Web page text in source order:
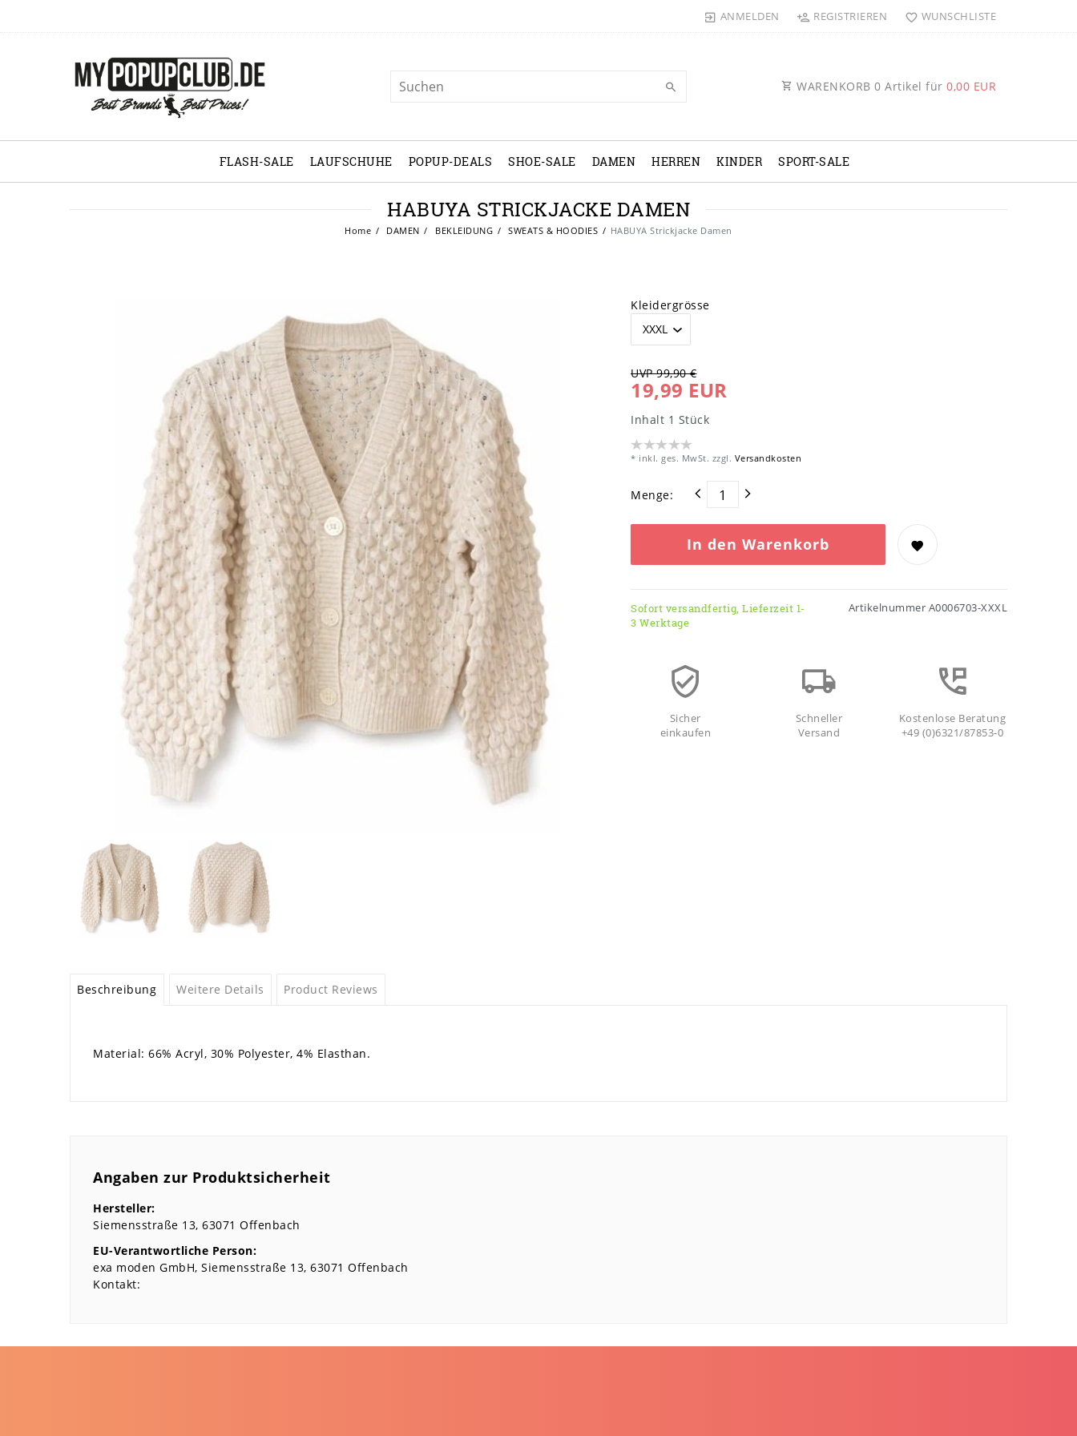
ANMELDEN REGISTRIEREN WUNSCHLISTE
WARENKORB 0 Artikel für 0,00 EUR
FLASH-SALE LAUFSCHUHE POPUP-DEALS SHOE-SALE DAMEN HERREN KINDER SPORT-SALE
HABUYA STRICKJACKE DAMEN
Home DAMEN BEKLEIDUNG SWEATS & HOODIES HABUYA Strickjacke Damen
Kleidergrösse
UVP 99,90 €
19,99 EUR
Inhalt 1 Stück
* inkl. ges. MwSt. zzgl. Versandkosten
Menge:
In den Warenkorb
Sofort versandfertig, Lieferzeit 1-
3 Werktage
Artikelnummer A0006703-XXXL
Sicher
einkaufen
Schneller
Versand
Kostenlose Beratung
+49 (0)6321/87853-0
Beschreibung Weitere Details Product Reviews
Material: 66% Acryl, 30% Polyester, 4% Elasthan.
Angaben zur Produktsicherheit
Hersteller:
Siemensstraße 13 63071 Offenbach
EU-Verantwortliche Person:
exa moden GmbH Siemensstraße 13 63071 Offenbach
Kontakt: